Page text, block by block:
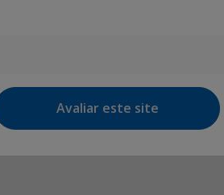
Avaliar este site